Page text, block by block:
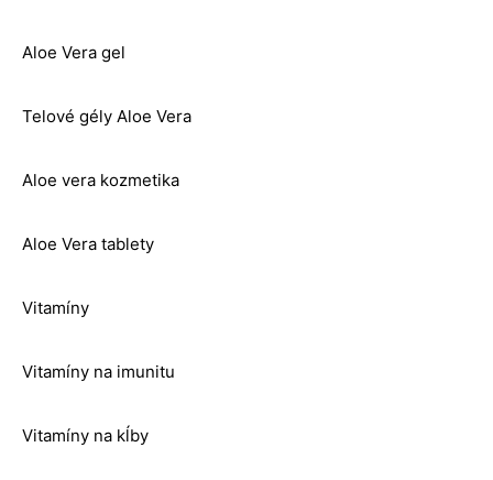
Aloe Vera gel
Telové gély Aloe Vera
Aloe vera kozmetika
Aloe Vera tablety
Vitamíny
Vitamíny na imunitu
Vitamíny na kĺby